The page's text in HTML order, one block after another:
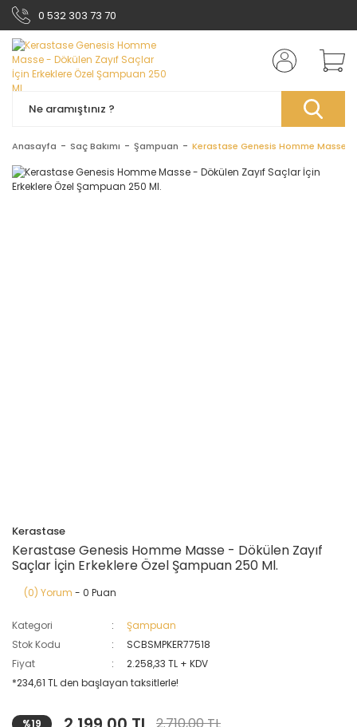
0 532 303 73 70
Anasayfa Saç Bakımı Şampuan Kerastase Genesis Homme Masse
Kerastase
Kerastase Genesis Homme Masse - Dökülen Zayıf
Saçlar İçin Erkeklere Özel Şampuan 250 Ml.
(0) Yorum - 0 Puan
Kategori
Şampuan
Stok Kodu
SCBSMPKER77518
Fiyat
2.258,33 TL + KDV
*234,61 TL den başlayan taksitlerle!
%19